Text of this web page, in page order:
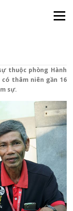
Menu
thợ thầm
thuộc phòng Hành
có thâm niên gần 16
sự.